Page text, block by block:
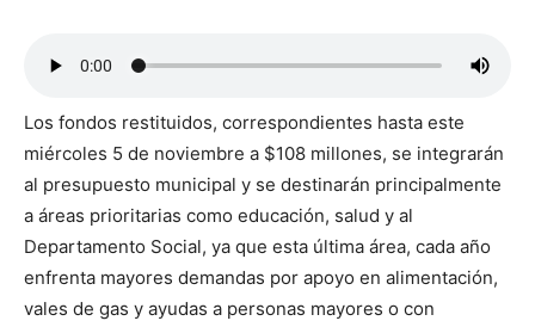
Los fondos restituidos, correspondientes hasta este
miércoles 5 de noviembre a $108 millones, se integrarán
al presupuesto municipal y se destinarán principalmente
a áreas prioritarias como educación, salud y al
Departamento Social, ya que esta última área, cada año
enfrenta mayores demandas por apoyo en alimentación,
vales de gas y ayudas a personas mayores o con